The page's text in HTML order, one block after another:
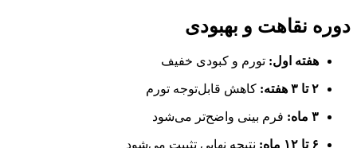
دوره نقاهت و بهبودی
هفته اول: تورم و کبودی خفیف
۲ تا ۳ هفته: کاهش قابل‌توجه تورم
۳ ماه: فرم بینی واضح‌تر می‌شود
۶ تا ۱۲ ماه: نتیجه نهایی تثبیت می‌شود